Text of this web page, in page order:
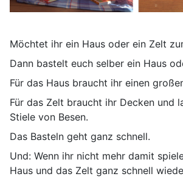
Möchtet ihr ein Haus oder ein Zelt
Dann bastelt euch selber ein Haus
Für das Haus braucht ihr einen
Für das Zelt braucht ihr Decken und
Stiele von Besen.
Das Basteln geht ganz schnell.
Und: Wenn ihr nicht mehr damit
Haus und das Zelt ganz schnell